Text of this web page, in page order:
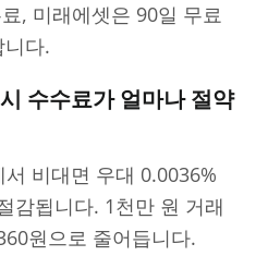
, 미래에셋은 90일 무료
다.
수수료가 얼마나 절약
비대면 우대 0.0036%
감됩니다. 1천만 원 거래
원으로 줄어듭니다.